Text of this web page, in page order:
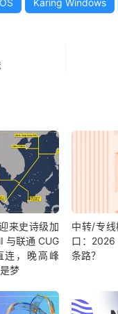
Karing Windows
来史诗级加
与联通 CUG
连，晚高峰
梦
中转/专
口：2026
条路？